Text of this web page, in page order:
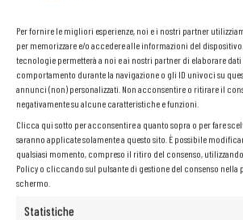
Per fornire le migliori esperienze, noi e i nostri partner
per memorizzare e/o accedere alle informazioni del
tecnologie permetterà a noi e ai nostri partner di elaborare
comportamento durante la navigazione o gli ID univoci su
annunci (non) personalizzati. Non acconsentire o ritirare il
negativamente su alcune caratteristiche e funzioni.
Clicca qui sotto per acconsentire a quanto sopra o per fare
saranno applicate solamente a questo sito. È possibile
qualsiasi momento, compreso il ritiro del consenso,
Policy o cliccando sul pulsante di gestione del consenso nella
schermo.
Statistiche
data conveniente per il ritiro
danneggiato.
Modulo reclamo attrezzature
Nome e cognome*